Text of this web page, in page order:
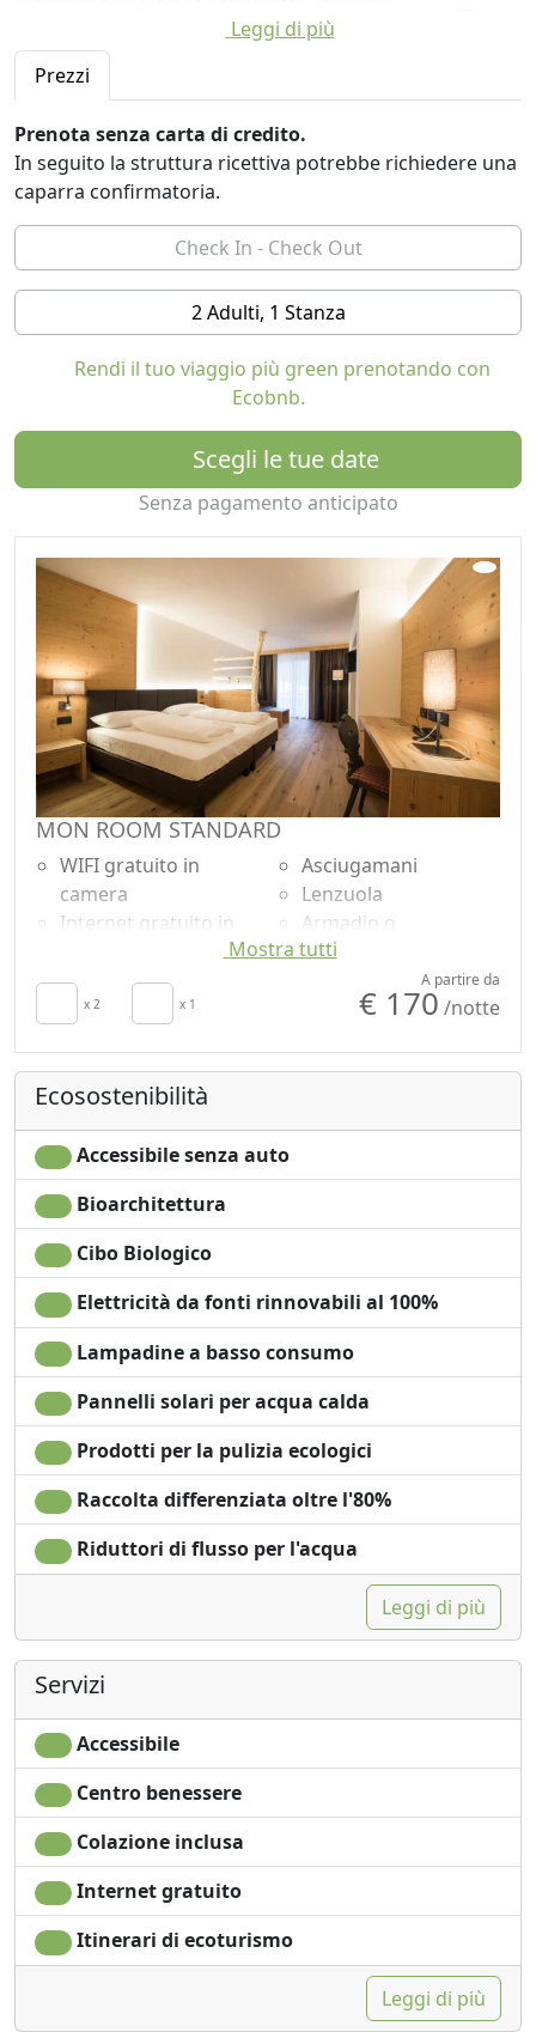
termocontrollo autonomo, cassetta di sicurezza, TV
satellitare con schermo LCD, frigo bar. Stanze
anallergiche per non fumatori.
Il nostro Tablà ti attende dopo una giornata all'aria
aperta, che sia in estate o in inverno poco importa: vi
aspetta un luogo di profondo relax. Tablà è un termine
del dialetto solandro che indica gli antichi masi dei
contadini dove si metteva il fieno ad essiccare e lo si
custodiva fino all'inverno. Profumo di legno, profumo
di fieno e pino e un'atmosfera rilassata dove lasciarsi
Troverai bagno turco, sauna finlandese e a infrarossi,
docce emozionali brezza alpina e tempesta tropicale,
percorso kneipp, due vasche idromassaggio whirlpool
e le tre aree relax tematiche.
Fieno, pino cimbro e il profumo delle assi di legno dei
masi della Val di Sole.
Leggi di più
Prezzi
Prenota senza carta di credito.
In seguito la struttura ricettiva potrebbe richiedere una
caparra confirmatoria.
2 Adulti, 1 Stanza
Rendi il tuo viaggio più green prenotando con
Ecobnb.
Scegli le tue date
Senza pagamento anticipato
MON ROOM STANDARD
WIFI gratuito in
camera
Internet gratuito in
Colazione inclusa
TV in camera
autonomo
Asciugacapelli
Terrazza
Stendibiancheria
Asciugamani
Lenzuola
Armadio o
Guardaroba
Frigorifero
naturale
Vista Montagna
Mostra tutti
x 2 x 1
A partire da
€ 170 /notte
Ecosostenibilità
Accessibile senza auto
Bioarchitettura
Cibo Biologico
Elettricità da fonti rinnovabili al 100%
Lampadine a basso consumo
Pannelli solari per acqua calda
Prodotti per la pulizia ecologici
Raccolta differenziata oltre l'80%
Riduttori di flusso per l'acqua
Leggi di più
Servizi
Accessibile
Centro benessere
Colazione inclusa
Internet gratuito
Itinerari di ecoturismo
Leggi di più